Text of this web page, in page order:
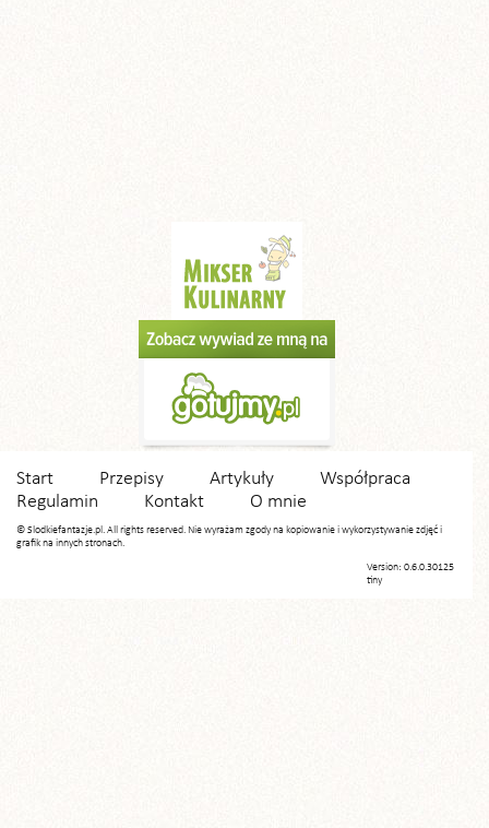
Start Przepisy Artykuły
Współpraca
Regulamin
Kontakt O mnie
© Slodkiefantazje.pl. All rights reserved. Nie wyrażam zgody na kopiowanie i wykorzystywanie zdjęć i
grafik na innych stronach.
Version: 0.6.0.30125
tiny